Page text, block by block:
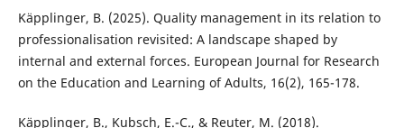
Käpplinger, B. (2025). Quality management in its relation to
professionalisation revisited: A landscape shaped by
internal and external forces. European Journal for Research
on the Education and Learning of Adults, 16(2), 165-178.
Käpplinger, B., Kubsch, E.-C., & Reuter, M. (2018).